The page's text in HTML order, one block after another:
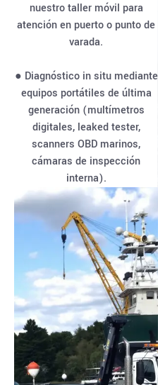
nuestro taller móvil para
atención en puerto o punto de
varada.
● Diagnóstico in situ mediante
equipos portátiles de última
generación (multímetros
digitales, leaked tester,
scanners OBD marinos,
cámaras de inspección
interna).